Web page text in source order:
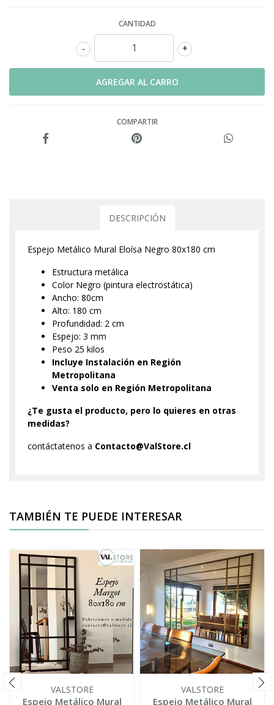
CANTIDAD
+
-
COMPARTIR
DESCRIPCIÓN
Espejo Metálico Mural Eloísa Negro 80x180 cm
Estructura metálica
Color Negro (pintura electrostática)
Ancho: 80cm
Alto: 180 cm
Profundidad: 2 cm
Espejo: 3 mm
Peso 25 kilos
Incluye Instalación en Región
Metropolitana
Venta solo en Región Metropolitana
¿Te gusta el producto, pero lo quieres en otras
medidas?
contáctatenos a Contacto@ValStore.cl
TAMBIÉN TE PUEDE INTERESAR
VALSTORE
Espejo Metálico Mural
VALSTORE
Espejo Metálico Mural